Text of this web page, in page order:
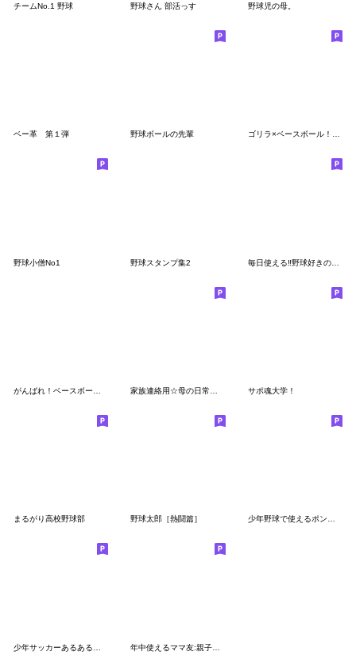
チームNo.1 野球 野球さん 部活っす 野球児の母。
ベー革 第１弾 野球ボールの先輩 ゴリラ×ベースボール！敬語！第六弾
野球小僧No1 野球スタンプ集2 毎日使える‼野球好きの為のスタンプ
サポ魂大学！
まるがり高校野球部 野球太郎［熱闘篇］ 少年野球で使えるポンコツ野球部スタンプ